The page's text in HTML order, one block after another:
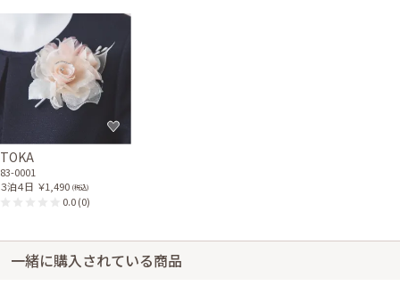
TOKA
83-0001
３泊４日 ￥1,490 (税込)
0.0(0)
一緒に購入されている商品